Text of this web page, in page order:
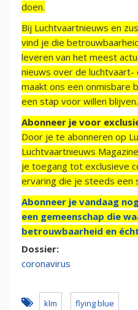
doen.
Bij Luchtvaartnieuws en
vind je die
leveren van het meest
nieuws over de luchtvaart-
maakt ons een onmisbare
een stap voor willen blijven.
Abonneer je voor
Door je te abonneren op
Luchtvaartnieuws
je toegang tot exclusieve
ervaring die je steeds een
Abonneer je vandaag
een gemeenschap die
betrouwbaarheid en
Dossier:
coronavirus
klm flying blue